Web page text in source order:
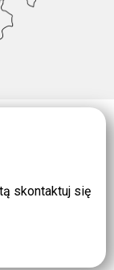
skontaktuj się